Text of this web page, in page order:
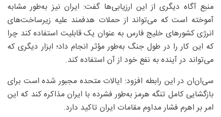
منبع آگاه دیگری از این ارزیابی‌ها گفت: ایران نیز به‌طور مشابه
آموخته است که می‌تواند از حملات هدفمند علیه زیرساخت‌های
انرژی کشورهای خلیج فارس به عنوان یک قابلیت استفاده کند چرا
که این کار را در طول جنگ به‌طور مؤثر انجام داد؛ ابزار دیگری که
می‌تواند در آینده به نفع خود از آن استفاده کند.
سی‌ان‌ان در این رابطه افزود: ایالات متحده مجبور شده است برای
بازگشایی کامل تنگه هرمز به‌طور فشرده با ایران مذاکره کند که این
امر بر اهرم فشار مداوم مقامات ایران تاکید دارد.